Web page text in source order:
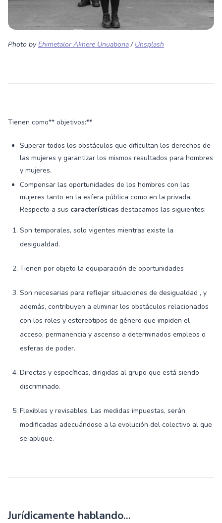
Photo by Ehimetalor Akhere Unuabona/ Unsplash
Tienen como** objetivos:**
Superar todos los obstáculos que dificultan los derechos de
las mujeres y garantizar los mismos resultados para hombres
y mujeres.
Compensar las oportunidades de los hombres con las
mujeres tanto en la esfera pública como en la privada.
Respecto a sus características destacamos las siguientes:
Son temporales, solo vigentes mientras existe la
desigualdad.
Tienen por objeto la equiparación de oportunidades
Son necesarias para reflejar situaciones de desigualdad , y
además, contribuyen a eliminar los obstáculos relacionados
con los roles y estereotipos de género que impiden el
acceso, permanencia y ascenso a determinados empleos o
esferas de poder.
Directas y específicas, dirigidas al grupo que está siendo
discriminado.
Flexibles y revisables. Las medidas impuestas, serán
modificadas adecuándose a la evolución del colectivo al que
se aplique.
Jurídicamente hablando...